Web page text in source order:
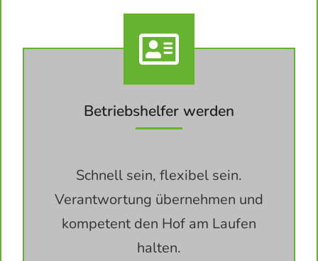
Betriebshelfer werden
Schnell sein, flexibel sein.
Verantwortung übernehmen und
kompetent den Hof am Laufen
halten.